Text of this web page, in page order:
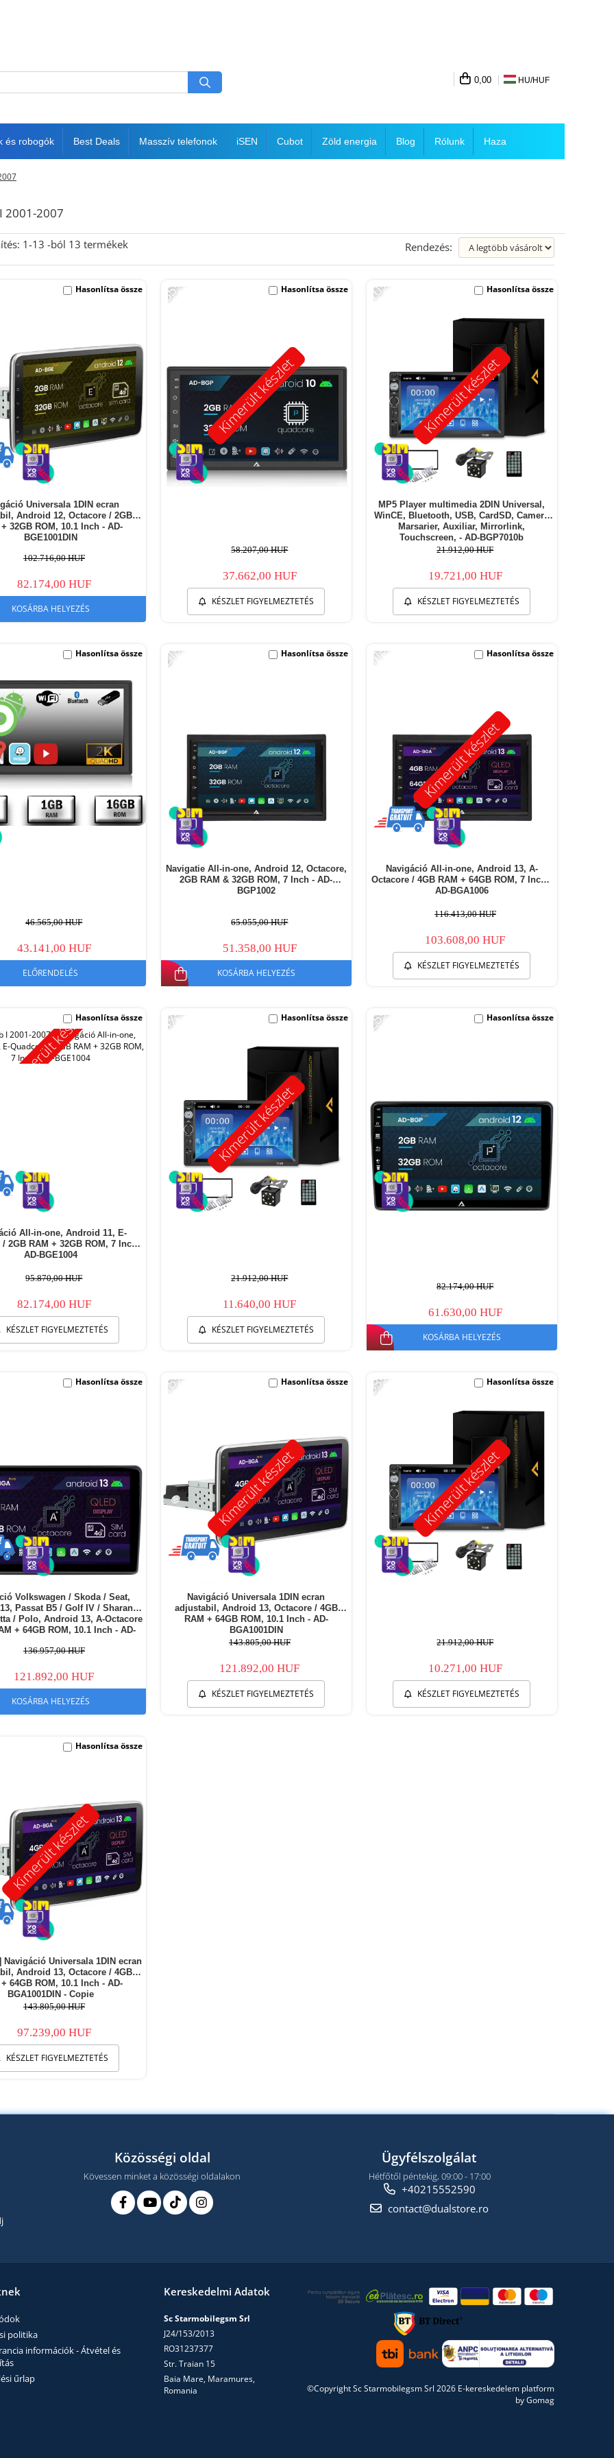
0,00 HU/HUF
és robogók Best Deals Masszív telefonok iSEN Cubot Zöld energia Blog Rólunk Haza
2001-2007
1-13 -ból 13 termékek Rendezés:
Universala 1DIN ecran
Android 12, Octacore / 2GB
+ 32GB ROM, 10.1 Inch - AD-
BGE1001DIN
102.716,00 HUF
82.174,00 HUF
KOSÁRBA HELYEZÉS
Hasonlítsa össze
Kimerült készlet
-35%
58.207,00 HUF
37.662,00 HUF
KÉSZLET FIGYELMEZTETÉS
Hasonlítsa össze
Kimerült készlet
-10%
MP5 Player multimedia 2DIN Universal,
WinCE, Bluetooth, USB, CardSD, Camera
Marsarier, Auxiliar, Mirrorlink,
Touchscreen, - AD-BGP7010b
21.912,00 HUF
19.721,00 HUF
KÉSZLET FIGYELMEZTETÉS
Hasonlítsa össze
46.565,00 HUF
43.141,00 HUF
ELŐRENDELÉS
Hasonlítsa össze -21%
Navigatie All-in-one, Android 12, Octacore,
2GB RAM & 32GB ROM, 7 Inch - AD-
BGP1002
65.055,00 HUF
51.358,00 HUF
KOSÁRBA HELYEZÉS
Hasonlítsa össze
Kimerült készlet
-11%
Navigáció All-in-one, Android 13, A-
Octacore / 4GB RAM + 64GB ROM, 7 Inch -
AD-BGA1006
116.413,00 HUF
103.608,00 HUF
KÉSZLET FIGYELMEZTETÉS
Hasonlítsa össze
Kimerült készlet
All-in-one, Android 11, E-
2GB RAM + 32GB ROM, 7 Inch -
AD-BGE1004
95.870,00 HUF
82.174,00 HUF
KÉSZLET FIGYELMEZTETÉS
Hasonlítsa össze
Kimerült készlet
-47%
21.912,00 HUF
11.640,00 HUF
KÉSZLET FIGYELMEZTETÉS
Hasonlítsa össze -25%
82.174,00 HUF
61.630,00 HUF
KOSÁRBA HELYEZÉS
Hasonlítsa össze
Volkswagen / Skoda / Seat,
Passat B5 / Golf IV / Sharan /
/ Polo, Android 13, A-Octacore
+ 64GB ROM, 10.1 Inch - AD-
136.957,00 HUF
121.892,00 HUF
KOSÁRBA HELYEZÉS
Hasonlítsa össze
Kimerült készlet
-15%
Navigáció Universala 1DIN ecran
adjustabil, Android 13, Octacore / 4GB
RAM + 64GB ROM, 10.1 Inch - AD-
BGA1001DIN
143.805,00 HUF
121.892,00 HUF
KÉSZLET FIGYELMEZTETÉS
Hasonlítsa össze
Kimerült készlet
-53%
21.912,00 HUF
10.271,00 HUF
KÉSZLET FIGYELMEZTETÉS
Hasonlítsa össze
Kimerült készlet
Navigáció Universala 1DIN ecran
Android 13, Octacore / 4GB
+ 64GB ROM, 10.1 Inch - AD-
BGA1001DIN - Copie
143.805,00 HUF
97.239,00 HUF
KÉSZLET FIGYELMEZTETÉS
Hasonlítsa össze
Közösségi oldal
Kövessen minket a közösségi oldalakon
Ügyfélszolgálat
Hétfőtől péntekig, 09:00 - 17:00
+40215552590
contact@dualstore.ro
politika
információk - Átvétel és
űrlap
Kereskedelmi Adatok
Sc Starmobilegsm Srl
J24/153/2013
RO31237377
Str. Traian 15
Baia Mare, Maramures,
Romania
©Copyright Sc Starmobilegsm Srl 2026 E-kereskedelem platform
by Gomag